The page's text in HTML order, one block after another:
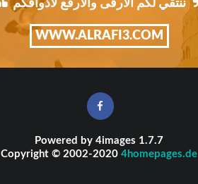
ننتقي لكم الأرقى والأرفع لأذواقكم
WWW.ALRAFI3.COM
Powered by 4images 1.7.7
Copyright © 2002-2020 4homepages.de